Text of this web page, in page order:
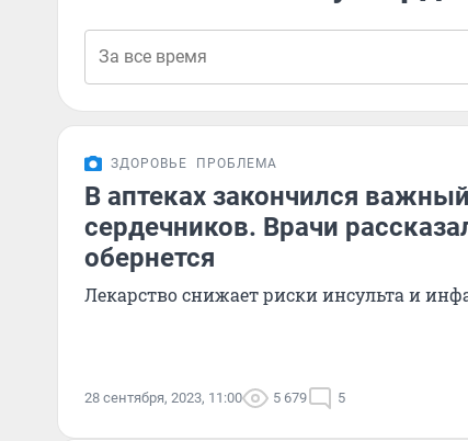
ЗДОРОВЬЕ ПРОБЛЕМА
В аптеках закончился
сердечников. Врачи
обернется
Лекарство снижает риски инсульта и
28 сентября, 2023, 11:00 5 679 5